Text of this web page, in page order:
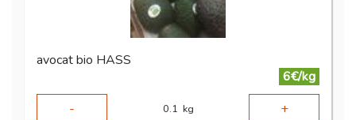
avocat bio HASS
6€/kg
-
0.1 kg +